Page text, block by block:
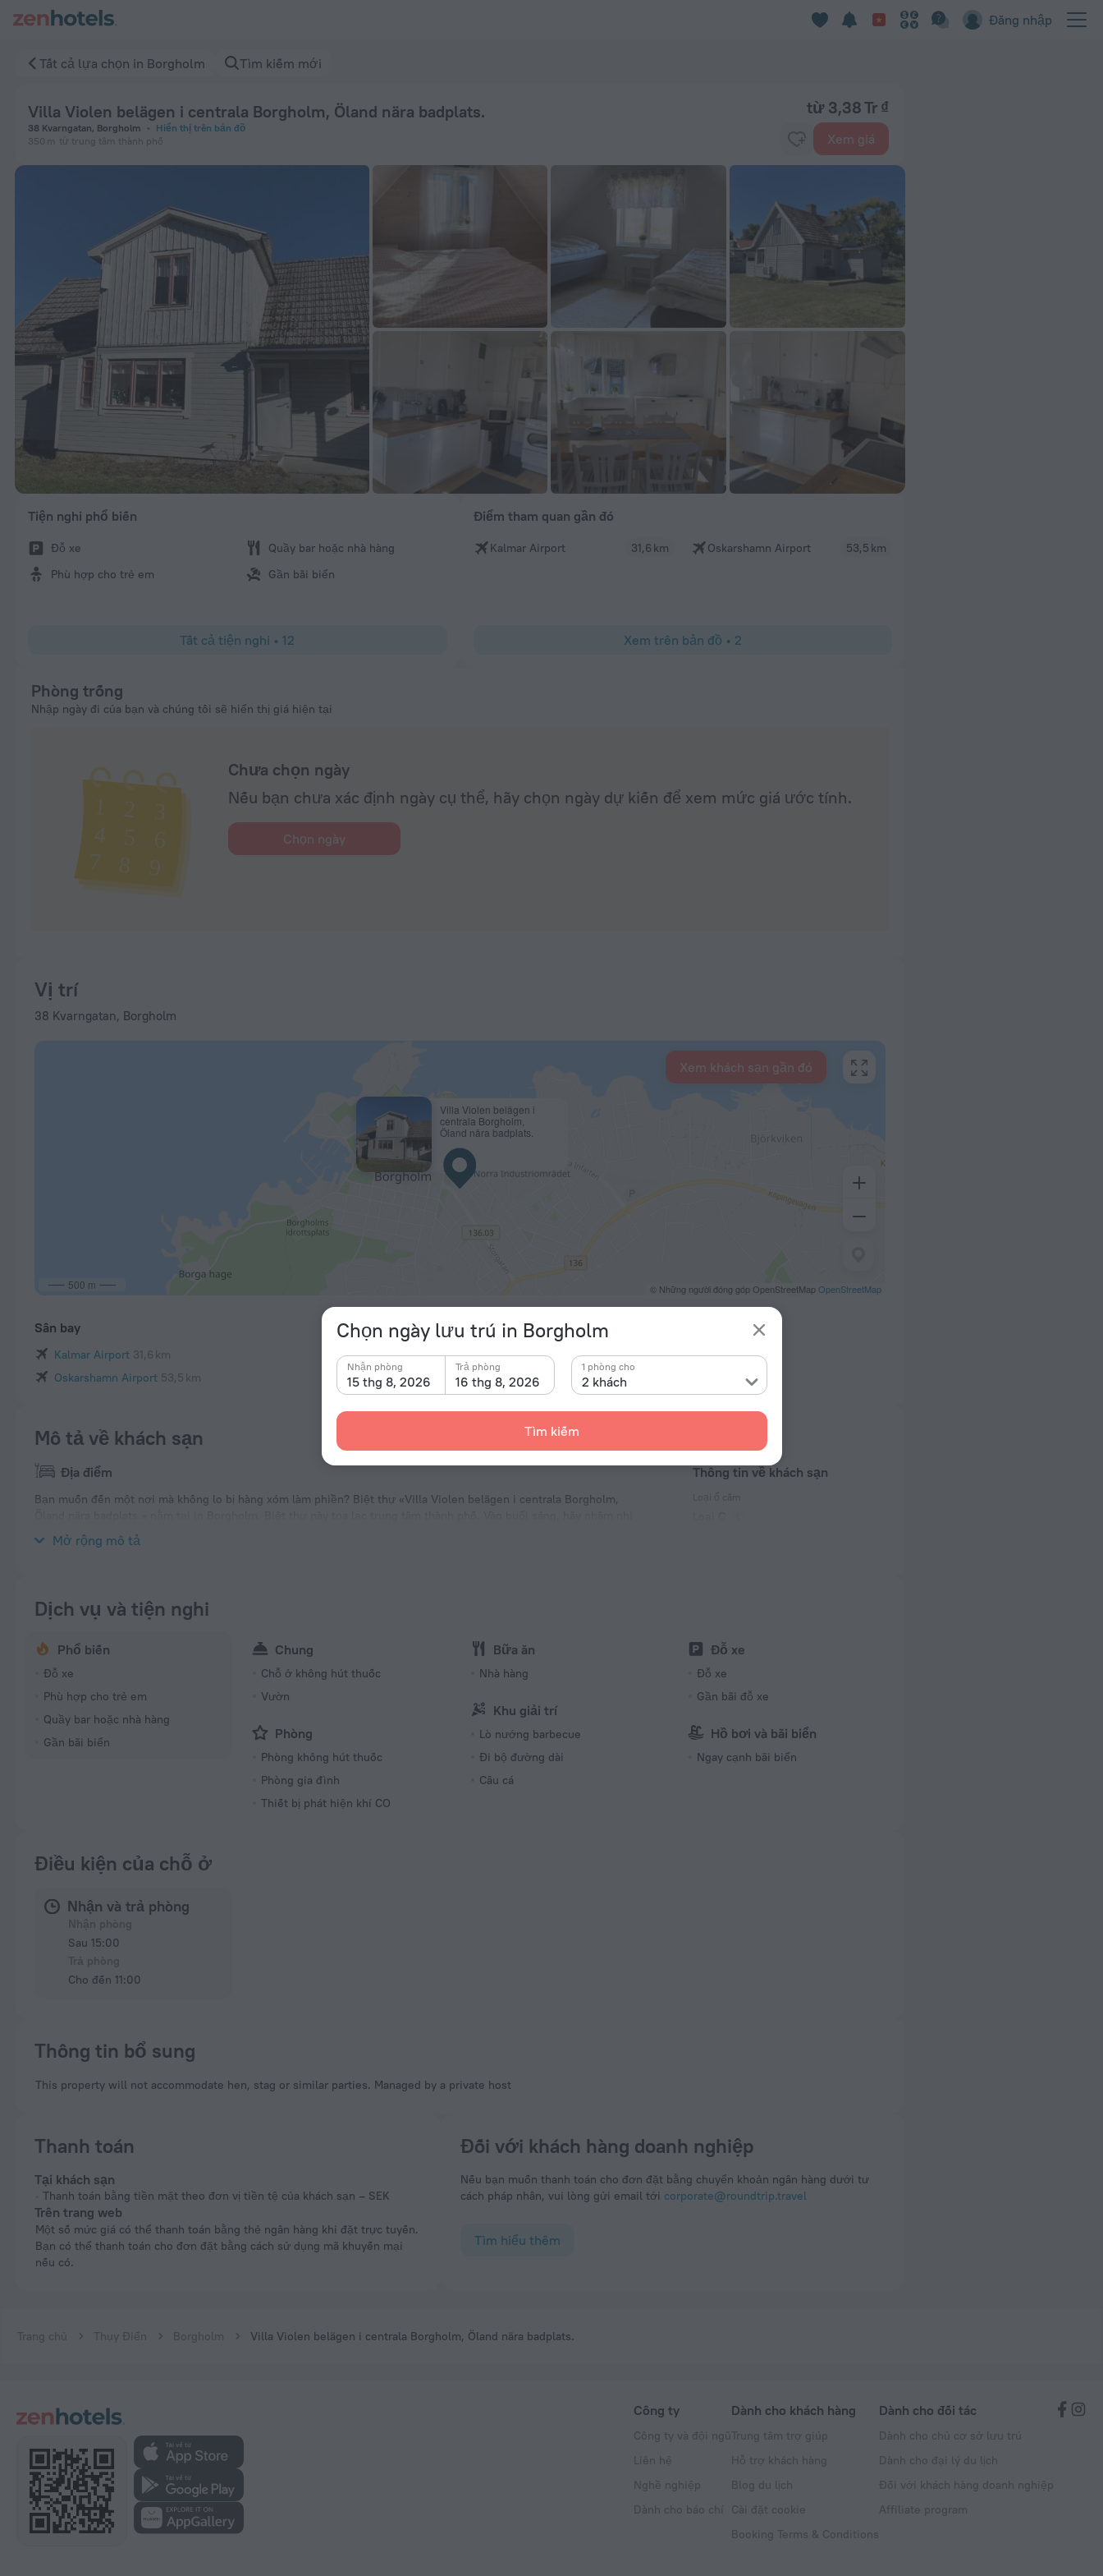
Đăng nhập
Chọn ngày lưu trú in Borgholm
15 thg 8, 2026
Nhận phòng
16 thg 8, 2026
Trả phòng
2 khách
1 phòng cho
Tìm kiếm
Tất cả lựa chọn in Borgholm Tìm kiếm mới
Villa Violen belägen i centrala Borgholm, Öland nära badplats.
38 Kvarngatan, Borgholm
Hiển thị trên bản đồ
350 m từ trung tâm thành phố
từ 3,38 Tr ₫
Xem giá
Tiện nghi phổ biến
Đỗ xe
Phù hợp cho trẻ em
Quầy bar hoặc nhà hàng
Gần bãi biển
Tất cả tiện nghi •12
Điểm tham quan gần đó
Kalmar Airport 31,6 km Oskarshamn Airport 53,5 km
Xem trên bản đồ • 2
Phòng trống
Nhập ngày đi của bạn và chúng tôi sẽ hiển thị giá hiện tại
Chưa chọn ngày
Nếu bạn chưa xác định ngày cụ thể, hãy chọn ngày dự kiến để xem mức giá ước tính.
Chọn ngày
Vị trí
38 Kvarngatan, Borgholm
Villa Violen belägen i
centrala Borgholm,
Öland nära badplats.
500 m © Những người đóng góp OpenStreetMapOpenStreetMap
Xem khách sạn gần đó
Sân bay
Kalmar Airport 31,6 km
Oskarshamn Airport 53,5 km
Mô tả về khách sạn
Địa điểm
Bạn muốn đến một nơi mà không lo bị hàng xóm làm phiền? Biệt thự «Villa Violen belägen i centrala Borgholm,
một ly cà phê và ngắm cảnh thành phố qua cửa sổ.
Mở rộng mô tả
Thông tin về khách sạn
1 phòng
Dịch vụ và tiện nghi
Phổ biến
Đỗ xe
Phù hợp cho trẻ em
Quầy bar hoặc nhà hàng
Gần bãi biển
Chung
Chỗ ở không hút thuốc
Vườn
Phòng
Phòng không hút thuốc
Phòng gia đình
Thiết bị phát hiện khí CO
Bữa ăn
Nhà hàng
Khu giải trí
Lò nướng barbecue
Đi bộ đường dài
Câu cá
Đỗ xe
Đỗ xe
Gần bãi đỗ xe
Hồ bơi và bãi biển
Ngay cạnh bãi biển
Điều kiện của chỗ ở
Nhận và trả phòng
Sau 15:00
Cho đến 11:00
Thông tin bổ sung
This property will not accommodate hen, stag or similar parties. Managed by a private host
Thanh toán
Tại khách sạn
Thanh toán bằng tiền mặt theo đơn vị tiền tệ của khách sạn – SEK
Trên trang web
Một số mức giá có thể thanh toán bằng thẻ ngân hàng khi đặt trực tuyến.
Bạn có thể thanh toán cho đơn đặt bằng cách sử dụng mã khuyến mại
nếu có.
Đối với khách hàng doanh nghiệp
Nếu bạn muốn thanh toán cho đơn đặt bằng chuyển khoản ngân hàng dưới tư
cách pháp nhân, vui lòng gửi email tới corporate@roundtrip.travel
Tìm hiểu thêm
Trang chủ Thụy Điển Borgholm Villa Violen belägen i centrala Borgholm, Öland nära badplats.
Công ty
Công ty và đội ngũ
Liên hệ
Nghề nghiệp
Dành cho báo chí
Dành cho khách hàng
Trung tâm trợ giúp
Hỗ trợ khách hàng
Blog du lịch
Cài đặt cookie
Booking Terms & Conditions
Dành cho đối tác
Dành cho chủ cơ sở lưu trú
Dành cho đại lý du lịch
Đối với khách hàng doanh nghiệp
Affiliate program
Villa Violen belägen i centrala Borgholm, Öland nära badplats. in Borgholm – Đặt ngay trên ZenHotels.com